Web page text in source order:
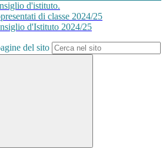
d'istituto.
di classe 2024/25
d'Istituto 2024/25
del sito